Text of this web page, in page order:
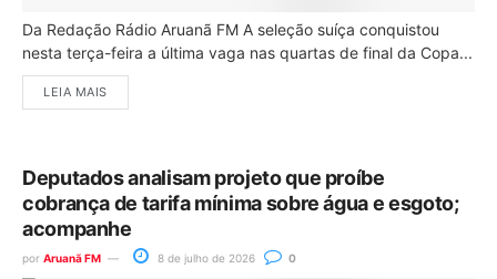
Da Redação Rádio Aruanã FM A seleção suíça conquistou
nesta terça-feira a última vaga nas quartas de final da Copa...
LEIA MAIS
Deputados analisam projeto que proíbe
cobrança de tarifa mínima sobre água e esgoto;
acompanhe
por Aruanã FM 8 de julho de 2026 0